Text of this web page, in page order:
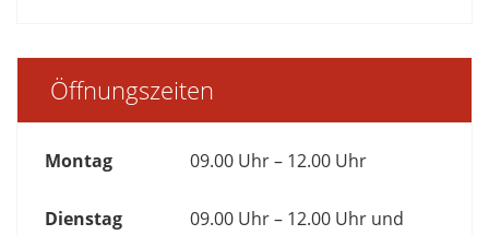
Öffnungszeiten
Montag 09.00 Uhr – 12.00 Uhr
Dienstag
09.00 Uhr – 12.00 Uhr und